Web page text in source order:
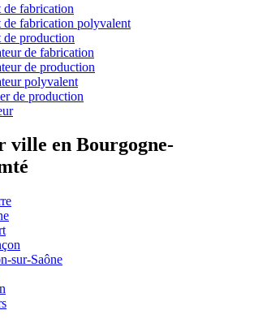
fabrication
fabrication polyvalent
production
de fabrication
de production
polyvalent
de production
ville en Bourgogne-
sur-Saône